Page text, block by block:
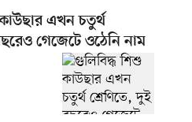
এখন চতুর্থ
গেজেটে ওঠেনি নাম